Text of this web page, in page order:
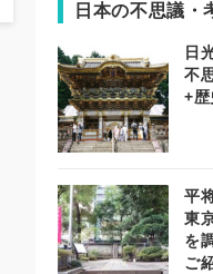
日本の不思議・
日
不
+歴
平
東
を
ご